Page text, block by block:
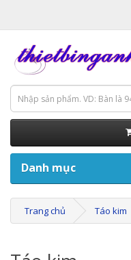
Danh mục
Trang chủ Táo kim